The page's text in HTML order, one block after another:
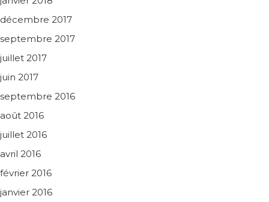
décembre 2017
septembre 2017
juillet 2017
juin 2017
septembre 2016
août 2016
juillet 2016
avril 2016
février 2016
janvier 2016